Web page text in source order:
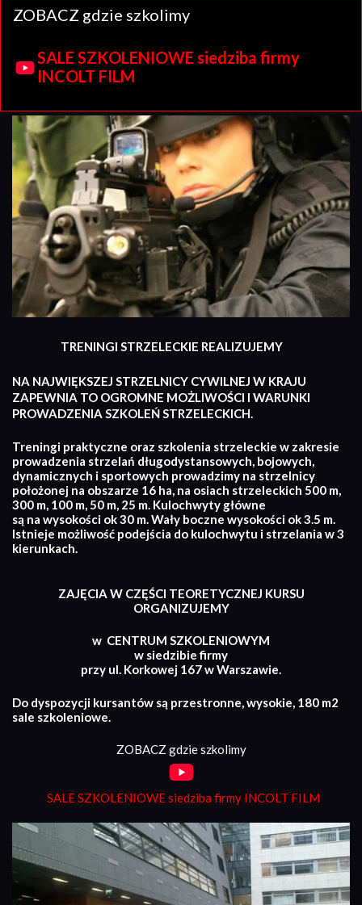
ZOBACZ gdzie szkolimy
SALE SZKOLENIOWE siedziba firmy
INCOLT FILM
TRENINGI STRZELECKIE REALIZUJEMY
NA NAJWIĘKSZEJ STRZELNICY CYWILNEJ W KRAJU
ZAPEWNIA TO OGROMNE MOŻLIWOŚCI I WARUNKI
PROWADZENIA SZKOLEŃ STRZELECKICH.
Treningi praktyczne oraz szkolenia strzeleckie w zakresie
prowadzenia strzelań długodystansowych, bojowych,
dynamicznych i sportowych prowadzimy na strzelnicy
położonej na obszarze 16 ha, na osiach strzeleckich 500 m,
300 m, 100 m, 50 m, 25 m. Kulochwyty główne
są na wysokości ok 30 m. Wały boczne wysokości ok 3.5 m.
Istnieje możliwość podejścia do kulochwytu i strzelania w 3
kierunkach.
ZAJĘCIA W CZĘŚCI TEORETYCZNEJ KURSU
ORGANIZUJEMY
w CENTRUM SZKOLENIOWYM
w siedzibie firmy
przy ul. Korkowej 167 w Warszawie.
Do dyspozycji kursantów są przestronne, wysokie, 180 m2
sale szkoleniowe.
ZOBACZ gdzie szkolimy
SALE SZKOLENIOWE siedziba firmy INCOLT FILM